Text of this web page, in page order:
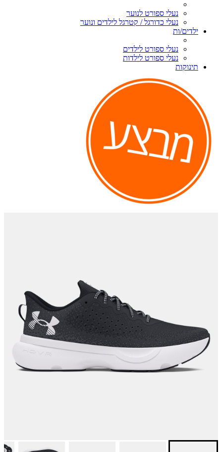
נעלי ספורט לנוער
נעלי כדורגל / קטרגל לילדים ונוער
ילדים/ות
נעלי ספורט לילדים
נעלי ספורט לילדות
תינוקות